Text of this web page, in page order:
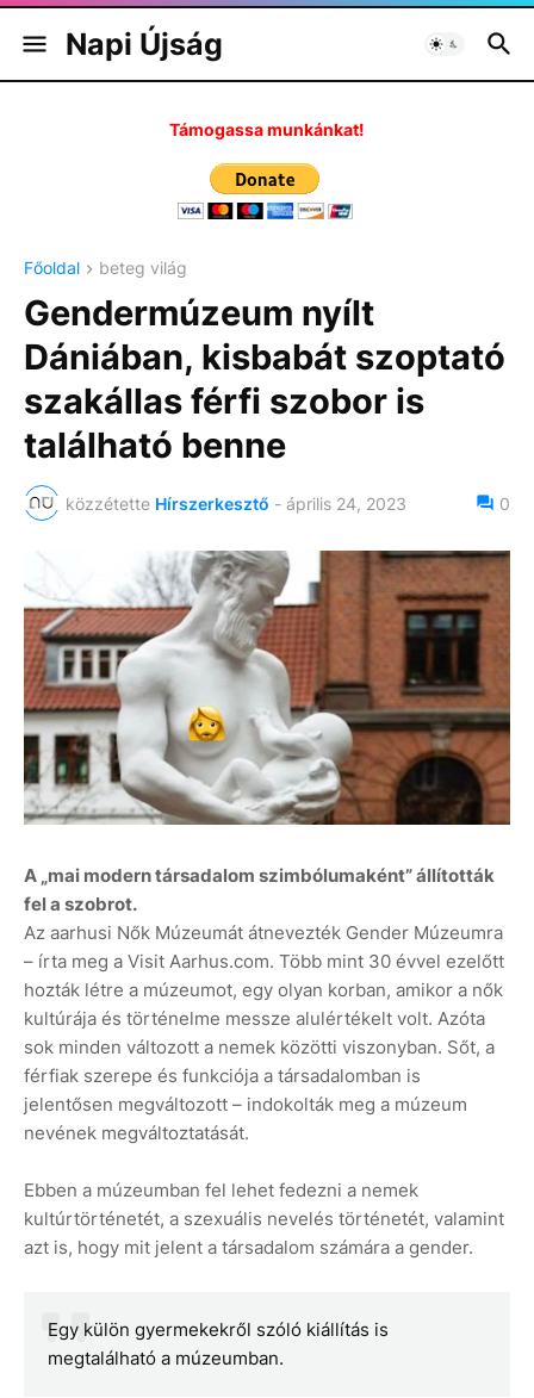
Napi Újság
Támogassa munkánkat!
Főoldal beteg világ
Gendermúzeum nyílt
Dániában, kisbabát szoptató
szakállas férfi szobor is
található benne
közzétette Hírszerkesztő - április 24, 2023 0
A „mai modern társadalom szimbólumaként” állították
fel a szobrot.
Az aarhusi Nők Múzeumát átnevezték Gender Múzeumra
– írta meg a Visit Aarhus.com. Több mint 30 évvel ezelőtt
hozták létre a múzeumot, egy olyan korban, amikor a nők
kultúrája és történelme messze alulértékelt volt. Azóta
sok minden változott a nemek közötti viszonyban. Sőt, a
férfiak szerepe és funkciója a társadalomban is
jelentősen megváltozott – indokolták meg a múzeum
nevének megváltoztatását.
Ebben a múzeumban fel lehet fedezni a nemek
kultúrtörténetét, a szexuális nevelés történetét, valamint
azt is, hogy mit jelent a társadalom számára a gender.
Egy külön gyermekekről szóló kiállítás is
megtalálható a múzeumban.